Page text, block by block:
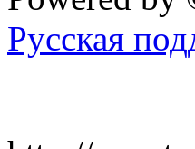
Русская